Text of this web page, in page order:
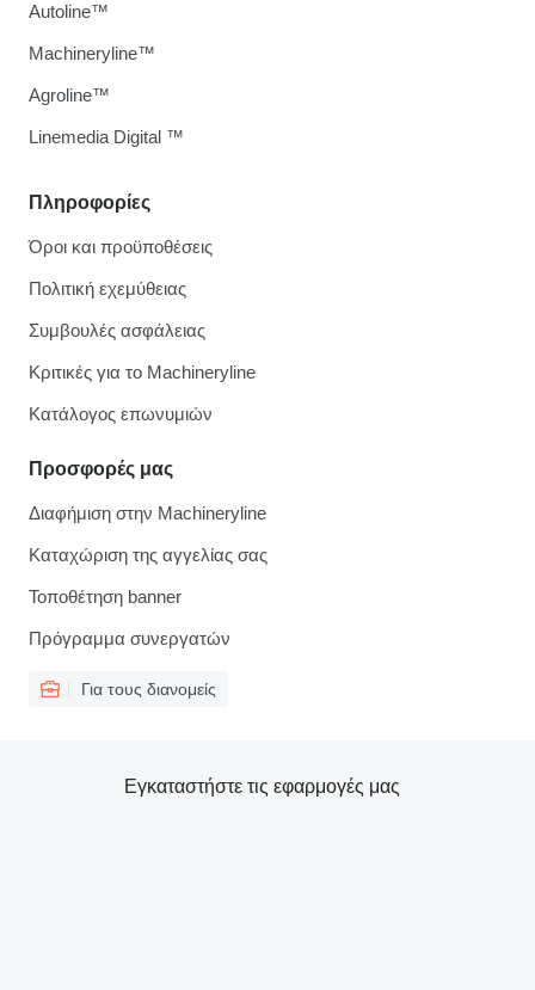
Πληροφορίες
Όροι και προϋποθέσεις
Πολιτική εχεμύθειας
Συμβουλές ασφάλειας
Κριτικές για το Machineryline
Κατάλογος επωνυμιών
Προσφορές μας
Διαφήμιση στην Machineryline
Καταχώριση της αγγελίας σας
Τοποθέτηση banner
Πρόγραμμα συνεργατών
Για τους διανομείς
Autoline™
Machineryline™
Agroline™
Linemedia Digital ™
Εγκαταστήστε τις εφαρμογές μας